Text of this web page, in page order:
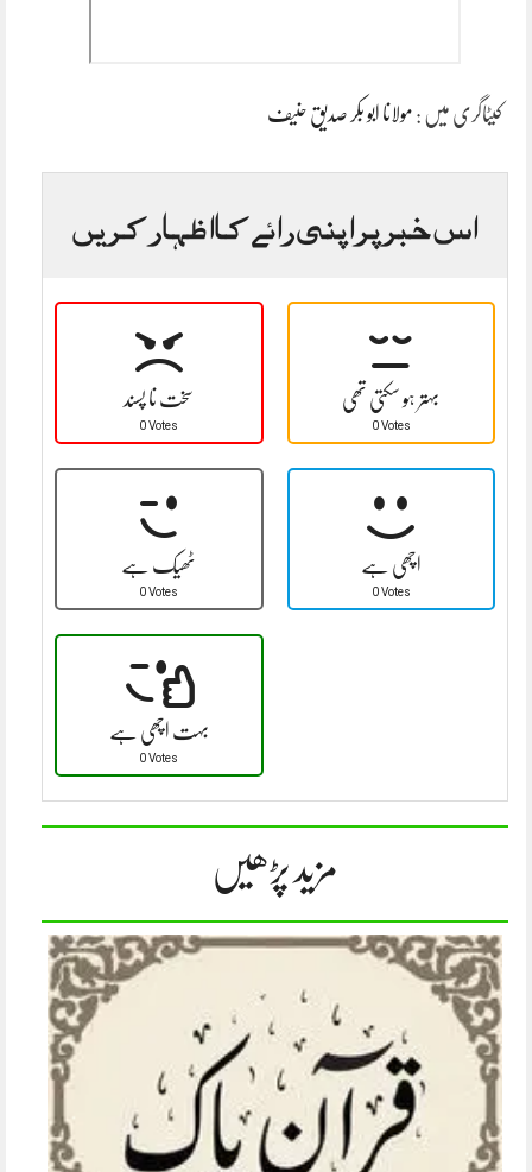
کیٹاگری میں : مولانا ابو بکر صدیق حنیف
اس خبر پر اپنی رائے کا اظہار کریں
سخت نا پسند
0 Votes
بہتر ہو سکتی تھی
0 Votes
ٹھیک ہے
0 Votes
اچھی ہے
0 Votes
بہت اچھی ہے
0 Votes
مزید پڑھیں